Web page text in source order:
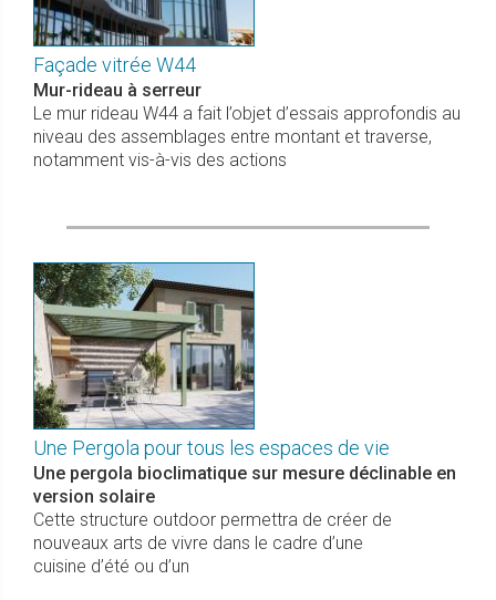
Façade vitrée W44
Mur-rideau à serreur
Le mur rideau W44 a fait l’objet d’essais approfondis au
niveau des assemblages entre montant et traverse,
notamment vis-à-vis des actions
Une Pergola pour tous les espaces de vie
Une pergola bioclimatique sur mesure déclinable en
version solaire
Cette structure outdoor permettra de créer de
nouveaux arts de vivre dans le cadre d’une
cuisine d’été ou d’un